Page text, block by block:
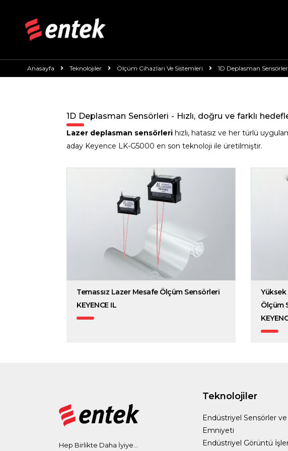
Anasayfa Teknolojiler Ölçüm Cihazları Ve Sistemleri 1D Deplasman
1D Deplasman Sensörleri - Hızlı, doğru ve farklı
Lazer deplasman sensörleri hızlı, hatasız ve her türlü
aday Keyence LK-G5000 en son teknoloji ile üretilmiştir.
Temassız Lazer Mesafe Ölçüm Sensörleri
KEYENCE IL
Ölçüm
Hep Birlikte Daha İyiye...
Teknolojiler
Endüstriyel Sensörler
Emniyeti
Endüstriyel Görüntü